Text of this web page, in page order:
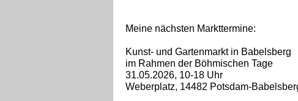
Meine nächsten Markttermine:
Kunst- und Gartenmarkt in Babelsberg
im Rahmen der Böhmischen Tage
31.05.2026, 10-18 Uhr
Weberplatz, 14482 Potsdam-